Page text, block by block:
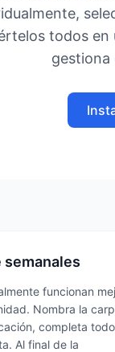
todos en
gestiona
semanales
funcionan
Nombra la
completa
Al final de la